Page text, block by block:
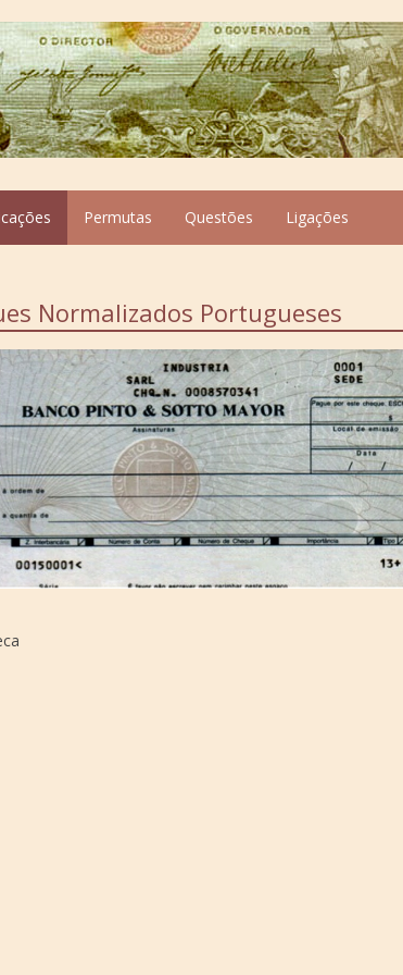
Permutas Questões Ligações
Normalizados Portugueses